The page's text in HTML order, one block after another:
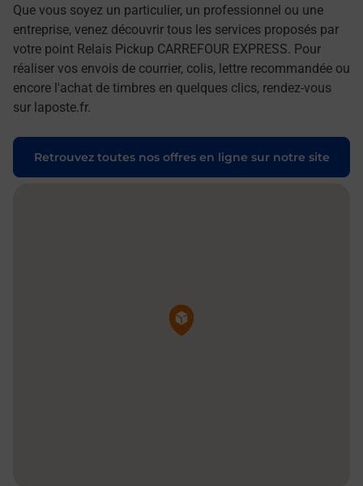
Que vous soyez un particulier, un professionnel ou une
entreprise, venez découvrir tous les services proposés par
votre point Relais Pickup CARREFOUR EXPRESS. Pour
réaliser vos envois de courrier, colis, lettre recommandée ou
encore l'achat de timbres en quelques clics, rendez-vous
sur laposte.fr.
Retrouvez toutes nos offres en ligne sur notre site
Pin de la carte